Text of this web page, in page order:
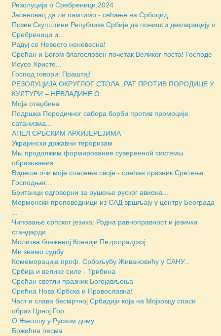
Резолуција о Сребреници 2024
Јасеновац да ли памтимо - сећање на Србоцид...
Позив Скупштини Републике Србије да поништи декларацију о
Сребреници и...
Радуј се Невесто неневесна!
Срећан и Богом благословен почетак Великог поста! Господе
Исусе Христе...
Господ говори: Праштај!
РЕЗОЛУЦИЈА ОКРУГЛОГ СТОЛА „РАТ ПРОТИВ ПОРОДИЦЕ У
КУЛТУРИ – НЕВЛАДИНЕ О...
Моја отаџбина
Подршка Породичног сабора борби против промоције
сатанизма...
АПЕЛ СРБСКИМ АРХИЈЕРЕЈИМА
Украјински државни тероризам
Мы продолжим формирование суверенной системы
образования...
Видеше очи моје спасење своје - срећан празник Сретења
Господњег...
Британци одговорни за рушење руског авиона...
Мормонски проповедници из САД вршљају у центру Београда
...
Чиповање српског језика: Родна равноправност и језички
стандарди...
Молитва блаженој Ксенији Петроградској...
Ми знамо судбу
Комеморација проф. Србољубу Живановићу у САНУ...
Србија и велике силе - Трибина
Срећан светли празник Богојављења
Срећна Нова Србска и Православна!
Част и слава бесмртној Србадији која на Мојковцу спаси
образ Црној Гор...
О Његошу у Руском дому
Божићна песма